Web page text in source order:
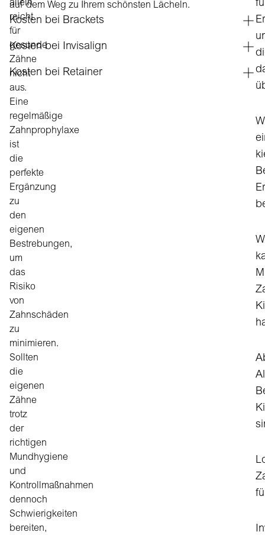
allein
reicht
für
gesunde
Zähne
nicht
aus.
Eine
regelmäßige
Zahnprophylaxe
ist
die
perfekte
Ergänzung
zu
den
eigenen
Bestrebungen,
um
das
Risiko
von
Zahnschäden
zu
minimieren.
Sollten
die
eigenen
Zähne
trotz
der
richtigen
Mundhygiene
und
Kontrollmaßnahmen
dennoch
Schwierigkeiten
bereiten,
auf dem Weg zu Ihrem schönsten Lächeln.
Kosten bei Brackets
Kosten bei Invisalign
Kosten bei Retainer